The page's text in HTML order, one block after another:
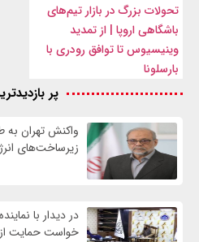
تحولات بزرگ در بازار تیم‌های
باشگاهی اروپا | از تمدید
وینیسیوس تا توافق رودری با
بارسلونا
پر
واکنش تهران به
زیرساخت‌های
در دیدار با
خواست حمایت